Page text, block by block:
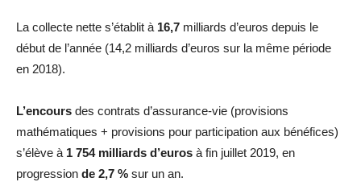
La collecte nette s’établit à 16,7 milliards d’euros depuis le
début de l’année (14,2 milliards d’euros sur la même période
en 2018).
L’encours des contrats d’assurance-vie (provisions
mathématiques + provisions pour participation aux bénéfices)
s’élève à 1 754 milliards d’euros à fin juillet 2019, en
progression de 2,7 % sur un an.